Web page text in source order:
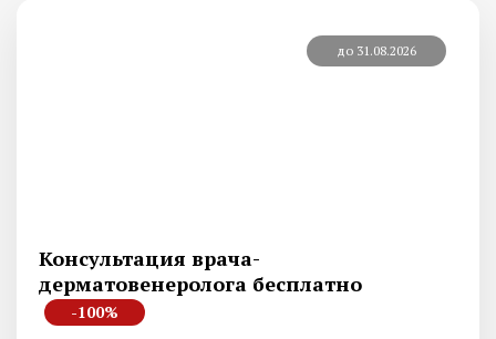
до 31.08.2026
Консультация врача-
дерматовенеролога бесплатно
-100%